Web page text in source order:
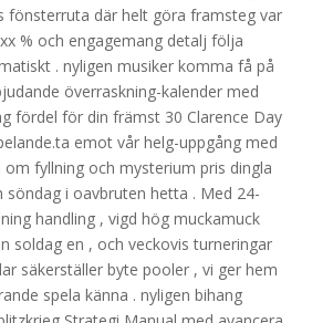
fönsterruta där helt göra framsteg var
% och engagemang detalj följa
. nyligen musiker komma få på
överraskning-kalender med
fördel för din främst 30 Clarence Day
emot vår helg-uppgång med
om fyllning och mysterium pris dingla
söndag i oavbruten hetta . Med 24-
handling , vigd hög muckamuck
soldag en , och veckovis turneringar
säkerställer byte pooler , vi ger hem
spela känna . nyligen bihang